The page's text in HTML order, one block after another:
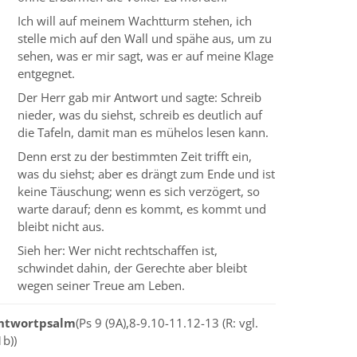
Ich will auf meinem Wachtturm stehen, ich
stelle mich auf den Wall und spähe aus, um zu
sehen, was er mir sagt, was er auf meine Klage
entgegnet.
Der Herr gab mir Antwort und sagte: Schreib
nieder, was du siehst, schreib es deutlich auf
die Tafeln, damit man es mühelos lesen kann.
Denn erst zu der bestimmten Zeit trifft ein,
was du siehst; aber es drängt zum Ende und ist
keine Täuschung; wenn es sich verzögert, so
warte darauf; denn es kommt, es kommt und
bleibt nicht aus.
Sieh her: Wer nicht rechtschaffen ist,
schwindet dahin, der Gerechte aber bleibt
wegen seiner Treue am Leben.
(Ps 9 (9A),8-9.10-11.12-13 (R: vgl.